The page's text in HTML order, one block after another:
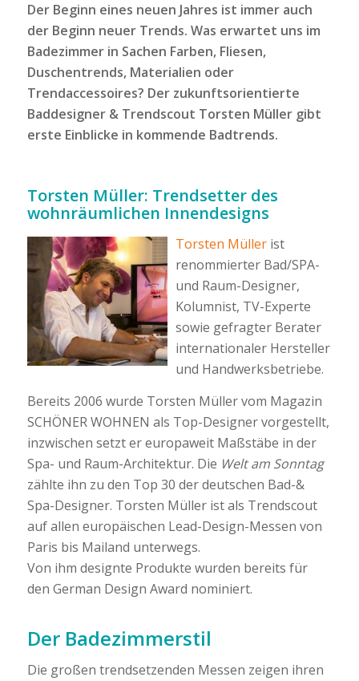
Der Beginn eines neuen Jahres ist immer auch
der Beginn neuer Trends. Was erwartet uns im
Badezimmer in Sachen Farben, Fliesen,
Duschentrends, Materialien oder
Trendaccessoires? Der zukunftsorientierte
Baddesigner & Trendscout Torsten Müller gibt
erste Einblicke in kommende Badtrends.
Torsten Müller: Trendsetter des
wohnräumlichen Innendesigns
Torsten Müllerist
renommierter Bad/SPA-
und Raum-Designer,
Kolumnist, TV-Experte
sowie gefragter Berater
internationaler Hersteller
und Handwerksbetriebe.
Bereits 2006 wurde Torsten Müller vom Magazin
SCHÖNER WOHNEN als Top-Designer vorgestellt,
inzwischen setzt er europaweit Maßstäbe in der
Spa- und Raum-Architektur. Die Welt am Sonntag
zählte ihn zu den Top 30 der deutschen Bad-&
Spa-Designer. Torsten Müller ist als Trendscout
auf allen europäischen Lead-Design-Messen von
Paris bis Mailand unterwegs.
Von ihm designte Produkte wurden bereits für
den German Design Award nominiert.
Der Badezimmerstil
Die großen trendsetzenden Messen zeigen ihren